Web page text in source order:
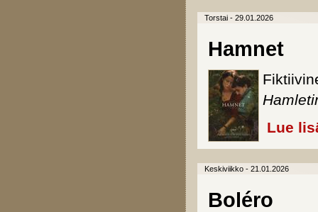
Torstai - 29.01.2026
Hamnet
Lue
Keskiviikko - 21.01.2026
Boléro